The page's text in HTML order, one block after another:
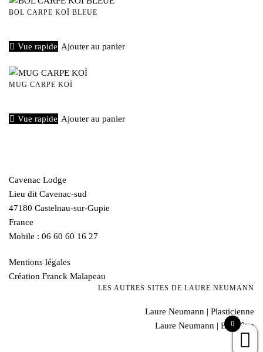
BOL CARPE KOÏ BLEUE
Vue rapide Ajouter au panier
MUG CARPE KOÏ
Vue rapide Ajouter au panier
Cavenac Lodge
Lieu dit Cavenac-sud
47180 Castelnau-sur-Gupie
France
Mobile : 06 60 60 16 27
Mentions légales
Création Franck Malapeau
LES AUTRES SITES DE LAURE NEUMANN
Laure Neumann | Plasticienne
Laure Neumann | Bien-être
0